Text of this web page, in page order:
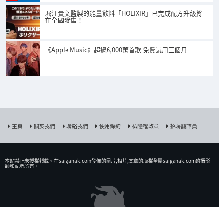
堀江貴文監製的能量飲料「HOLIXIR」已完成配方升級將
在全國發售！
《Apple Music》超過6,000萬首歌 免費試用三個月
主頁 關於我們 聯絡我們 使用條約 私隱權政策 招聘翻譯員
本站禁止未授權𨍭載。在saiganak.com發佈的圖片,相片,文章的版權全屬saiganak.com的攝影
師和記者所有。